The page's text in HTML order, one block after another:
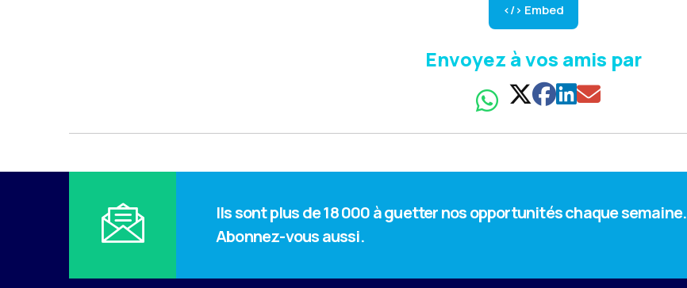
</> Embed
Envoyez à vos amis par
Ils sont plus de 18 000 à guetter nos opportunités chaque semaine.
Abonnez-vous aussi.